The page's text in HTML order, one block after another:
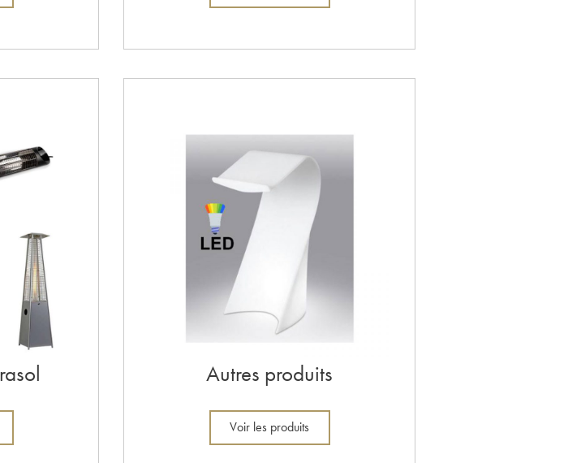
Autres produits
Voir les produits